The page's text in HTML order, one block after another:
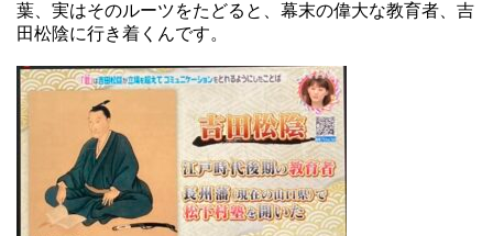
葉、実はそのルーツをたどると、幕末の偉大な教育者、吉
田松陰に行き着くんです。